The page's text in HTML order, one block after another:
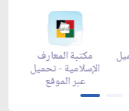
معراج الصلاة - تحميل
عبر الموقع